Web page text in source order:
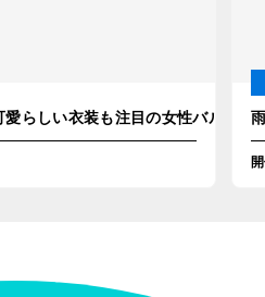
愛らしい衣装も注目の女性バルー